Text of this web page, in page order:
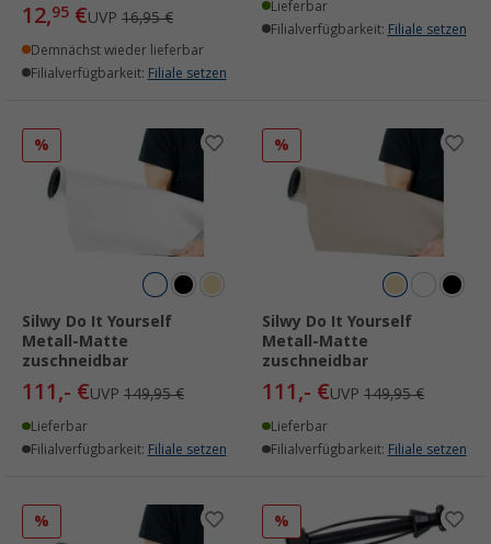
12,95 €UVP 16,95 €
Demnächst wieder lieferbar
Filialverfügbarkeit: Filiale setzen
Lieferbar
Filialverfügbarkeit: Filiale setzen
%
Silwy Do It Yourself
Metall-Matte
zuschneidbar
111,- €UVP 149,95 €
Lieferbar
Filialverfügbarkeit: Filiale setzen
%
Silwy Do It Yourself
Metall-Matte
zuschneidbar
111,- €UVP 149,95 €
Lieferbar
Filialverfügbarkeit: Filiale setzen
% %